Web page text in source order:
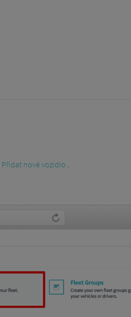
Přidat nové vozidlo .